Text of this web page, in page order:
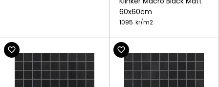
60x60cm
1095 kr/m2